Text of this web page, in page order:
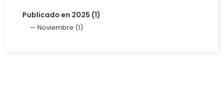
Publicado en 2025 (1)
Noviembre (1)